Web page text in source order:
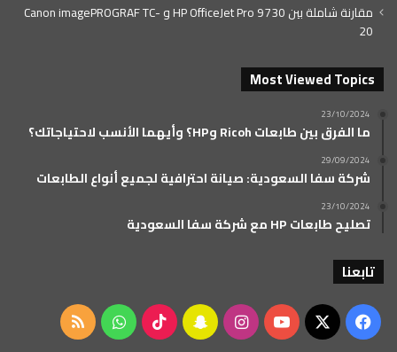
مقارنة شاملة بين HP OfficeJet Pro 9730 و Canon imagePROGRAF TC-
20
Most Viewed Topics
23/10/2024
ما الفرق بين طابعات Ricoh وHP؟ وأيهما الأنسب لاحتياجاتك؟
29/09/2024
شركة سفا السعودية: صيانة احترافية لجميع أنواع الطابعات
23/10/2024
تصليح طابعات HP مع شركة سفا السعودية
تابعنا
فيسبوك
‫X
‫YouTubeانستقرامسناب ‫TikTok واتساب ملخص